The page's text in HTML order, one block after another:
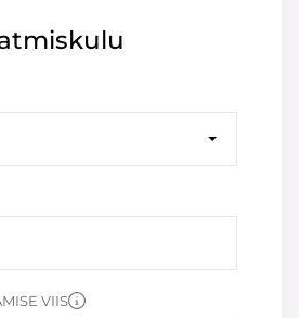
VIIS